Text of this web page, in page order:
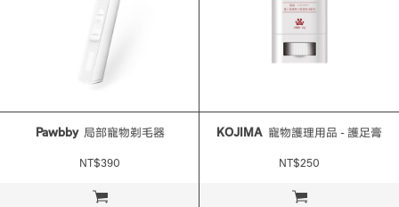
立即購買
Pawbby 局部寵物剃毛器
NT$390
立即購買
KOJIMA 寵物護理用品 - 護足膏
NT$250